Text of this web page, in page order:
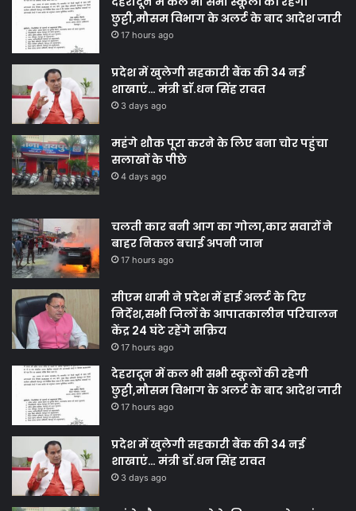
छुट्टी,मौसम विभाग के अलर्ट के बाद आदेश जारी
17 hours ago
प्रदेश में खुलेगी सहकारी बैंक की 34 नई
शाखाएं… मंत्री डाॅ.धन सिंह रावत
3 days ago
महंगे शौक पूरा करने के लिए बना चोर पहुंचा
सलाखों के पीछे
4 days ago
चलती कार बनी आग का गोला,कार सवारों ने
बाहर निकल बचाई अपनी जान
17 hours ago
सीएम धामी ने प्रदेश में हाई अलर्ट के दिए
निर्देश,सभी जिलों के आपातकालीन परिचालन
केंद्र 24 घंटे रहेंगे सक्रिय
17 hours ago
देहरादून में कल भी सभी स्कूलों की रहेगी
छुट्टी,मौसम विभाग के अलर्ट के बाद आदेश जारी
17 hours ago
प्रदेश में खुलेगी सहकारी बैंक की 34 नई
शाखाएं… मंत्री डाॅ.धन सिंह रावत
3 days ago